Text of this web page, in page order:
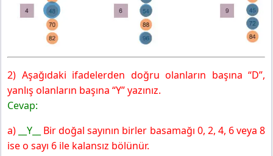
2) Aşağıdaki ifadelerden doğru olanların başına “D”,
yanlış olanların başına “Y” yazınız.
Cevap:
a)
__Y__
Bir doğal sayının birler basamağı 0, 2, 4, 6 veya 8
ise o sayı 6 ile kalansız bölünür.